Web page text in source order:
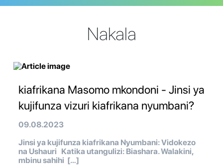
Nakala
kiafrikana Masomo mkondoni - Jinsi ya
kujifunza vizuri kiafrikana nyumbani?
09.08.2023
Jinsi ya kujifunza kiafrikana Nyumbani: Vidokezo
na Ushauri Katika utangulizi: Biashara. Walakini,
mbinu sahihi […]